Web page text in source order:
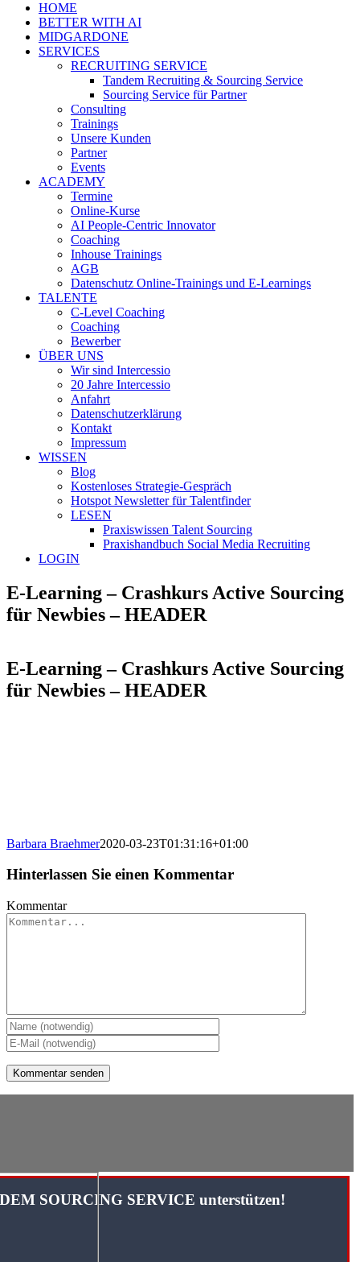
HOME
BETTER WITH AI
MIDGARDONE
SERVICES
RECRUITING SERVICE
Tandem Recruiting & Sourcing Service
Sourcing Service für Partner
Consulting
Trainings
Unsere Kunden
Partner
Events
ACADEMY
Termine
Online-Kurse
AI People-Centric Innovator
Coaching
Inhouse Trainings
AGB
Datenschutz Online-Trainings und E-Learnings
TALENTE
C-Level Coaching
Coaching
Bewerber
ÜBER UNS
Wir sind Intercessio
20 Jahre Intercessio
Anfahrt
Datenschutzerklärung
Kontakt
Impressum
WISSEN
Blog
Kostenloses Strategie-Gespräch
Hotspot Newsletter für Talentfinder
LESEN
Praxiswissen Talent Sourcing
Praxishandbuch Social Media Recruiting
LOGIN
E-Learning – Crashkurs Active Sourcing
für Newbies – HEADER
E-Learning – Crashkurs Active Sourcing
für Newbies – HEADER
Barbara Braehmer2020-03-23T01:31:16+01:00
Hinterlassen Sie einen Kommentar
Kommentar
SOURCING SERVICE unterstützen!